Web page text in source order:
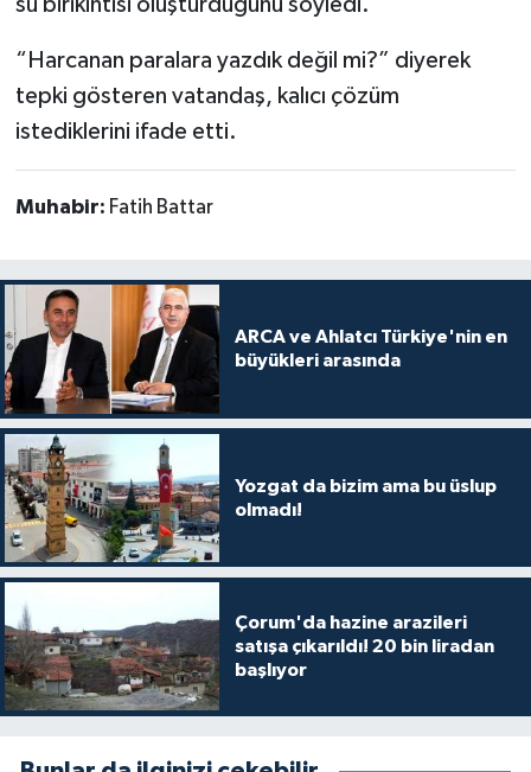
su birikintisi oluşturduğunu söyledi.
“Harcanan paralara yazdık değil mi?” diyerek
tepki gösteren vatandaş, kalıcı çözüm
istediklerini ifade etti.
Muhabir: Fatih Battar
ARCA ve Ahlatcı Türkiye'nin en
büyükleri arasında
Yozgat da bizim ama bu üslup
olmadı!
Çorum'da hazine arazileri
satışa çıkarıldı! 20 bin liradan
başlıyor